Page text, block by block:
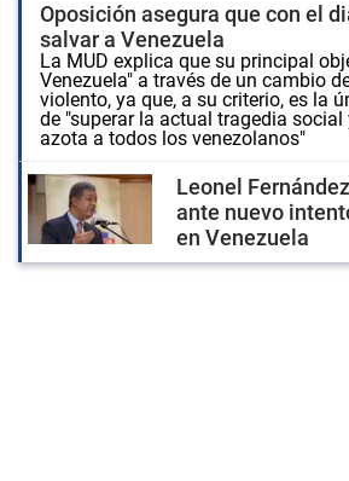
Oposición asegura que con el
salvar a Venezuela
La MUD explica que su principal
Venezuela" a través de un cambio
violento, ya que, a su criterio, es la
de "superar la actual tragedia
azota a todos los venezolanos"
Leonel
ante nuevo
en Venezuela